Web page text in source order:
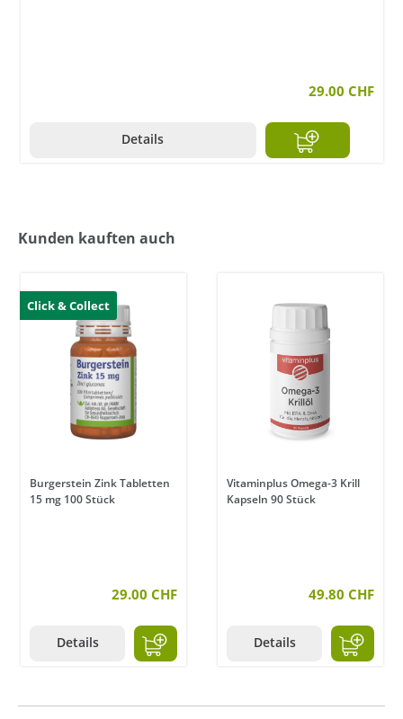
29.00 CHF
Details
Kunden kauften auch
Click & Collect
Burgerstein Zink Tabletten
15 mg 100 Stück
29.00 CHF
Details
Vitaminplus Omega-3 Krill
Kapseln 90 Stück
49.80 CHF
Details